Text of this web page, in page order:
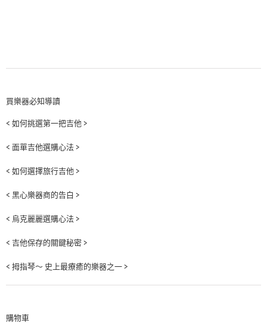
買樂器必知導讀
< 如何挑選第一把吉他 >
< 面單吉他選購心法 >
< 如何選擇旅行吉他 >
< 黑心樂器商的告白 >
< 烏克麗麗選購心法 >
< 吉他保存的關鍵秘密 >
< 拇指琴～ 史上最療癒的樂器之一 >
購物車